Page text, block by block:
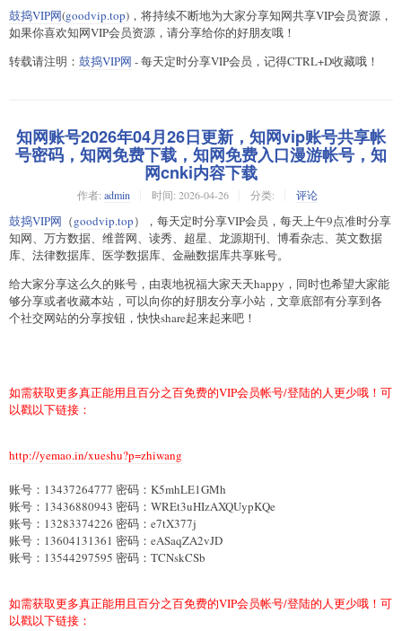
鼓捣VIP网(goodvip.top)，将持续不断地为大家分享知网共享VIP会员资源，
如果你喜欢知网VIP会员资源，请分享给你的好朋友哦！
转载请注明： 鼓捣VIP网 - 每天定时分享VIP会员，记得CTRL+D收藏哦！
知网账号2026年04月26日更新，知网vip账号共享帐
号密码，知网免费下载，知网免费入口漫游帐号，知
网cnki内容下载
作者: admin 时间: 2026-04-26 分类: 评论
鼓捣VIP网 （goodvip.top），每天定时分享VIP会员，每天上午9点准时分享
知网、万方数据、维普网、读秀、超星、龙源期刊、博看杂志、英文数据
库、法律数据库、医学数据库、金融数据库共享账号。
给大家分享这么久的账号，由衷地祝福大家天天happy，同时也希望大家能
够分享或者收藏本站，可以向你的好朋友分享小站，文章底部有分享到各
个社交网站的分享按钮，快快share起来起来吧！
如需获取更多真正能用且百分之百免费的VIP会员帐号/登陆的人更少哦！可
以戳以下链接：
http://yemao.in/xueshu?p=zhiwang
账号：13437264777 密码：K5mhLE1GMh
账号：13436880943 密码：WREt3uHIzAXQUypKQe
账号：13283374226 密码：e7tX377j
账号：13604131361 密码：eASaqZA2vJD
账号：13544297595 密码：TCNskCSb
如需获取更多真正能用且百分之百免费的VIP会员帐号/登陆的人更少哦！可
以戳以下链接：